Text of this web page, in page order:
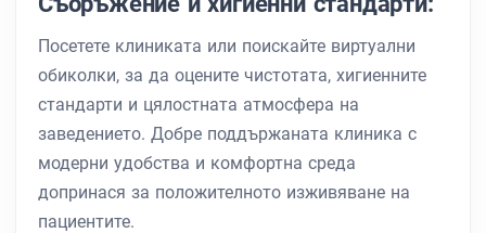
Посетете клиниката или поискайте виртуални
обиколки, за да оцените чистотата, хигиенните
стандарти и цялостната атмосфера на
заведението. Добре поддържаната клиника с
модерни удобства и комфортна среда
допринася за положителното изживяване на
пациентите.